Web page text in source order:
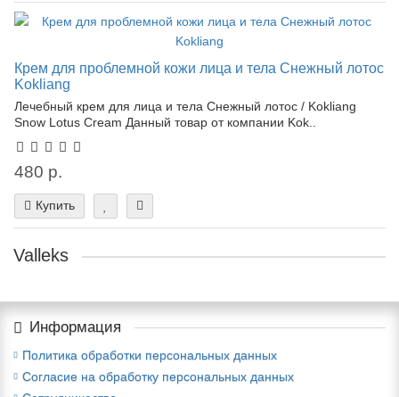
Крем для проблемной кожи лица и тела Снежный лотос
Kokliang
Лечебный крем для лица и тела Снежный лотос / Kokliang
Snow Lotus Cream Данный товар от компании Kok..
480 р.
Купить
Valleks
Информация
Политика обработки персональных данных
Согласие на обработку персональных данных